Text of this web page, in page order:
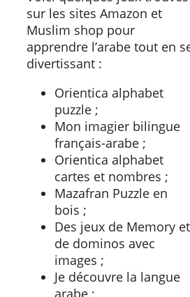
sur les sites Amazon et
Muslim shop pour
apprendre l’arabe tout en
divertissant :
Orientica alphabet
puzzle ;
Mon imagier bilingue
français-arabe ;
Orientica alphabet
cartes et nombres ;
Mazafran Puzzle en
bois ;
Des jeux de Memory et
de dominos avec
images ;
Je découvre la langue